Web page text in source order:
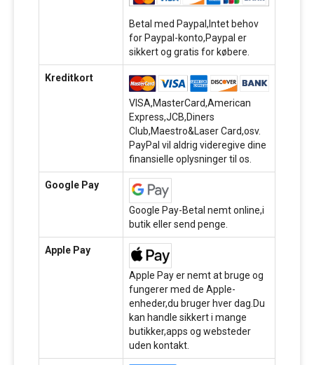
Betal med Paypal,Intet behov
for Paypal-konto,Paypal er
sikkert og gratis for købere.
Kreditkort
VISA,MasterCard,American
Express,JCB,Diners
Club,Maestro&Laser Card,osv.
PayPal vil aldrig videregive dine
finansielle oplysninger til os.
Google Pay
Google Pay-Betal nemt online,i
butik eller send penge.
Apple Pay
Apple Pay er nemt at bruge og
fungerer med de Apple-
enheder,du bruger hver dag.Du
kan handle sikkert i mange
butikker,apps og websteder
uden kontakt.